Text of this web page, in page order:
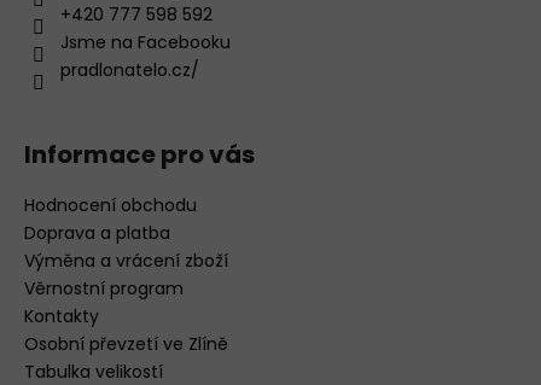
+420 777 598 592
Jsme na Facebooku
pradlonatelo.cz/
Informace pro vás
Hodnocení obchodu
Doprava a platba
Výměna a vrácení zboží
Věrnostní program
Kontakty
Osobní převzetí ve Zlíně
Tabulka velikostí